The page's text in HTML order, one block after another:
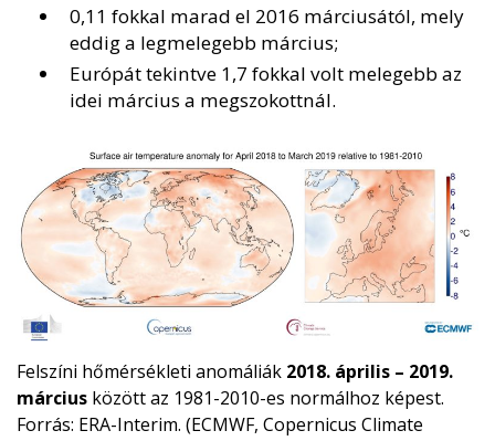
0,11 fokkal marad el 2016 márciusától, mely
eddig a legmelegebb március;
Európát tekintve 1,7 fokkal volt melegebb az
idei március a megszokottnál.
Felszíni hőmérsékleti anomáliák 2018. április – 2019.
március között az 1981-2010-es normálhoz képest.
Forrás: ERA-Interim. (ECMWF, Copernicus Climate